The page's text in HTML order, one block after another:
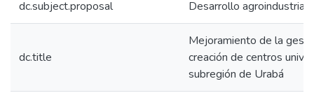
dc.subject.proposal Desarrollo agroindustrial
dc.title
Mejoramiento de la
creación de centros
subregión de Urabá